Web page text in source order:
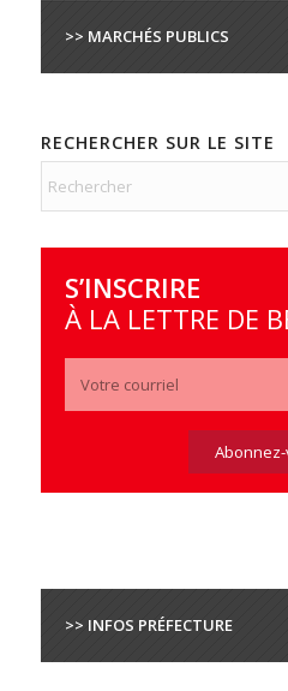
>> MARCHÉS PUBLICS
RECHERCHER SUR LE SITE
S’INSCRIRE
À LA LETTRE DE
>> INFOS PRÉFECTURE